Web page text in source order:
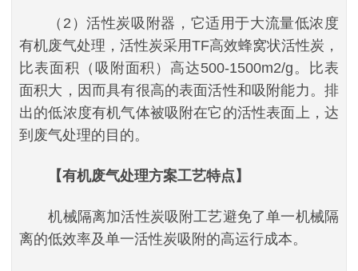
（2）活性炭吸附器，它适用于大流量低浓度
有机废气处理，活性炭采用TF高效蜂窝状活性炭，
比表面积（吸附面积）高达500-1500m2/g。比表
面积大，因而具有很高的表面活性和吸附能力。排
出的低浓度有机气体被吸附在它的活性表面上，达
到废气处理的目的。
【有机废气处理方案工艺特点】
机械隔离加活性炭吸附工艺避免了单一机械隔
离的低效率及单一活性炭吸附的高运行成本。